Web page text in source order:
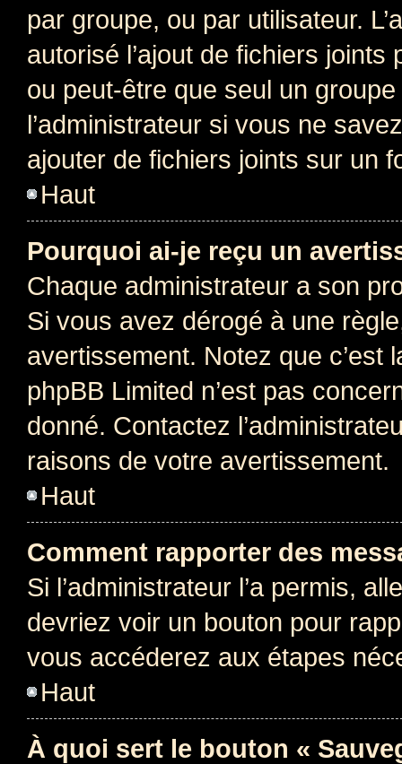
par groupe, ou par utilisateur.
autorisé l’ajout de fichiers
ou peut-être que seul un
l’administrateur si vous ne
ajouter de fichiers joints sur un
Haut
Pourquoi ai-je reçu un
Chaque administrateur a son
Si vous avez dérogé à une
avertissement. Notez que c’est
phpBB Limited n’est pas
donné. Contactez
raisons de votre avertissement.
Haut
Comment rapporter des
Si l’administrateur l’a permis,
devriez voir un bouton pour
vous accéderez aux étapes
Haut
À quoi sert le bouton «